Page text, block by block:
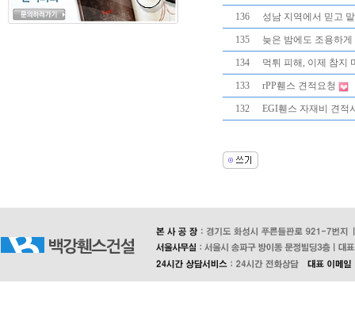
136 성남 지역에서 믿고
135 늦은 밤에도 조용하
134 먹튀 피해, 이제 참지
133 rPP휀스 견적요청
132 EGI휀스 자재비 견적